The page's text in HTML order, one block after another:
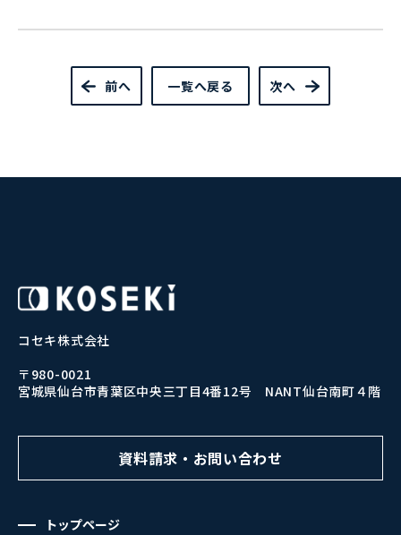
一覧へ戻る
前へ 次へ
コセキ株式会社
〒980-0021
宮城県仙台市青葉区中央三丁目4番12号 NANT仙台南町４階
資料請求・お問い合わせ
トップページ